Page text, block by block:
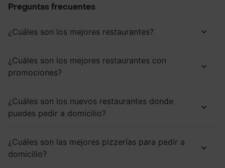
Preguntas frecuentes
¿Cuáles son los mejores restaurantes?
¿Cuáles son los mejores restaurantes con
promociones?
¿Cuáles son los nuevos restaurantes donde
puedes pedir a domicilio?
¿Cuáles son las mejores pizzerías para pedir a
domicilio?